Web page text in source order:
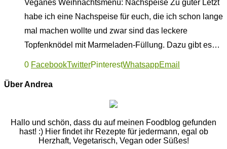
Veganes Weihnachtsmenü: Nachspeise Zu guter Letzt
habe ich eine Nachspeise für euch, die ich schon lange
mal machen wollte und zwar sind das leckere
Topfenknödel mit Marmeladen-Füllung. Dazu gibt es…
0 FacebookTwitterPinterestWhatsappEmail
Über Andrea
Hallo und schön, dass du auf meinen Foodblog gefunden
hast! :) Hier findet ihr Rezepte für jedermann, egal ob
Herzhaft, Vegetarisch, Vegan oder Süßes!